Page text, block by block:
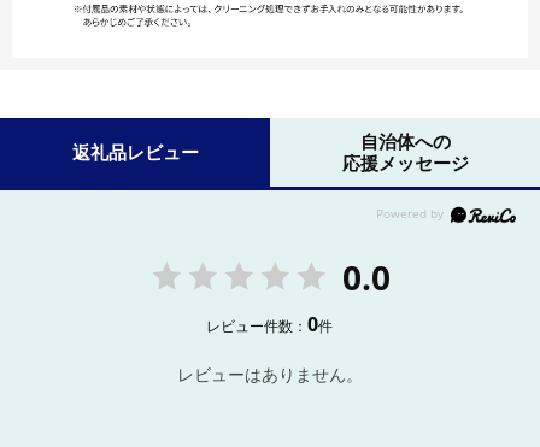
返礼品レビュー
自治体への
応援メッセージ
0.0
レビュー件数：0件
レビューはありません。